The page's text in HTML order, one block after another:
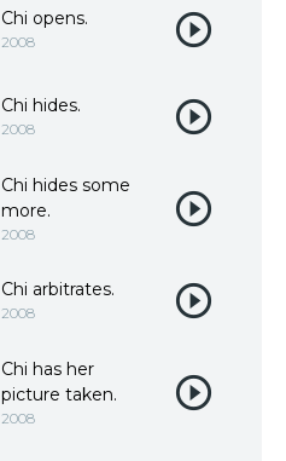
Chi opens.
2008
Chi hides.
2008
Chi hides some
more.
2008
Chi arbitrates.
2008
Chi has her
picture taken.
2008